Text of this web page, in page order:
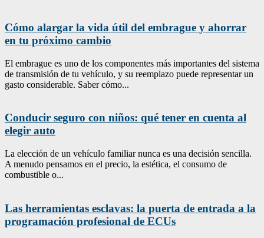
Cómo alargar la vida útil del embrague y ahorrar
en tu próximo cambio
El embrague es uno de los componentes más importantes del sistema
de transmisión de tu vehículo, y su reemplazo puede representar un
gasto considerable. Saber cómo...
Conducir seguro con niños: qué tener en cuenta al
elegir auto
La elección de un vehículo familiar nunca es una decisión sencilla.
A menudo pensamos en el precio, la estética, el consumo de
combustible o...
Las herramientas esclavas: la puerta de entrada a la
programación profesional de ECUs